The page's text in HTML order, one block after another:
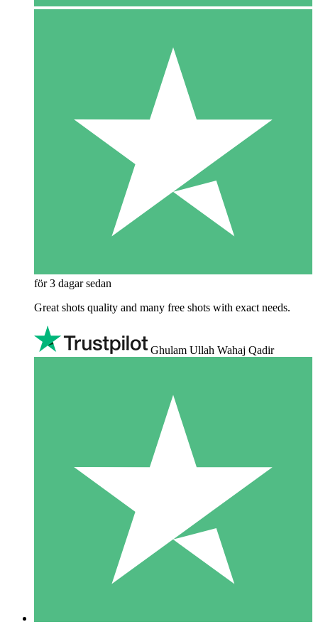
för 3 dagar sedan
Great shots quality and many free shots with exact needs.
Ghulam Ullah Wahaj Qadir